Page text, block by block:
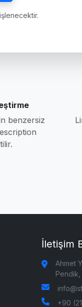
benzersiz
İletişim
Ahmet
Pendik,
+90